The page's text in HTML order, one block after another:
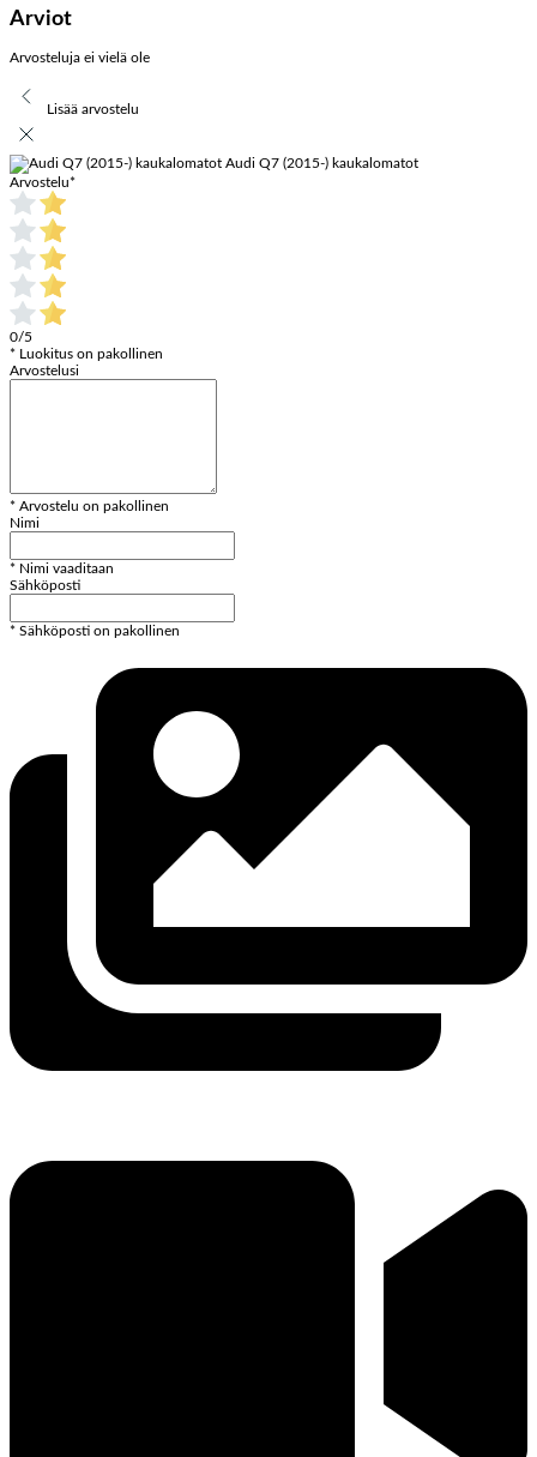
Arviot
Arvosteluja ei vielä ole
Lisää arvostelu
Audi Q7 (2015-) kaukalomatot
Arvostelu*
0/5
* Luokitus on pakollinen
Arvostelusi
* Arvostelu on pakollinen
Nimi
* Nimi vaaditaan
Sähköposti
* Sähköposti on pakollinen